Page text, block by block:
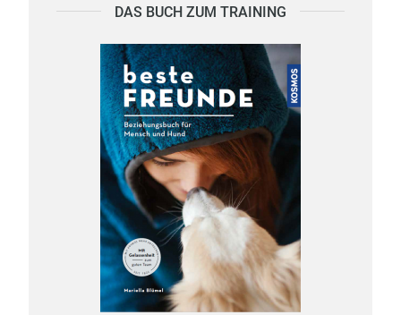
DAS BUCH ZUM TRAINING